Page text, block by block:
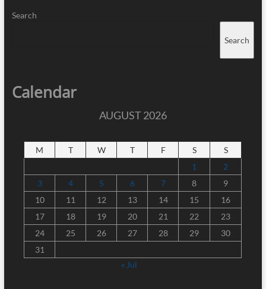
Search
Search
Calendar
AUGUST 2026
M T W T F S
S
1
2
3
4 5 6 7 8
9
10
11 12 13 14 15
16
17
18 19 20 21 22
23
24
25 26 27 28 29
30
31
« Jul